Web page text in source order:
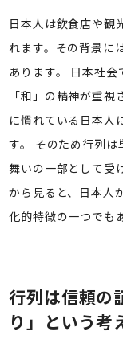
日本人は飲食店や観
れます。その背景に
あります。 日本社
「和」の精神が重
に慣れている日本人
す。 そのため行列
舞いの一部として受
から見ると、日本人
化的特徴の一つでも
行列は信頼の
り」という考